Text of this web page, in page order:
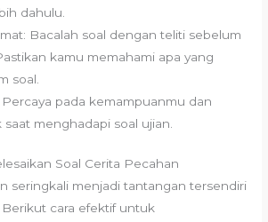
dahulu.
Bacalah soal dengan teliti sebelum
kamu memahami apa yang
soal.
Percaya pada kemampuanmu dan
saat menghadapi soal ujian.
Soal Cerita Pecahan
seringkali menjadi tantangan tersendiri
Berikut cara efektif untuk